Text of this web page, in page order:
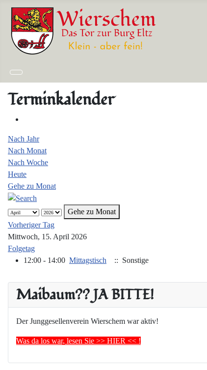
Maibaum?? JA BITTE!
Der Junggesellenverein Wierschem war aktiv!
Was da los war, lesen Sie >> HIER << !
Terminkalender
Nach Jahr
Nach Monat
Nach Woche
Heute
Gehe zu Monat
Gehe zu Monat
Vorheriger Tag
Mittwoch, 15. April 2026
Folgetag
12:00 - 14:00 Mittagstisch :: Sonstige